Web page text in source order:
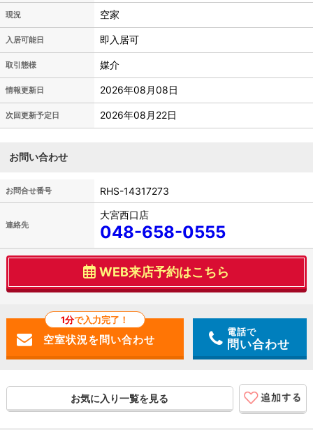
現況 空家
入居可能日 即入居可
取引態様 媒介
情報更新日 2026年08月08日
次回更新予定日 2026年08月22日
お問い合わせ
お問合せ番号 RHS-14317273
連絡先
大宮西口店
048-658-0555
WEB来店予約はこちら
1分で入力完了！
電話で
問い合わせ
お気に入り一覧を見る